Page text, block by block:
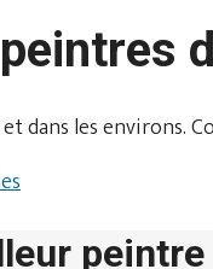
dans les environs.